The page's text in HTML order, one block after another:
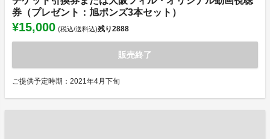
券（プレゼント：旭ポンズ3本セット）
¥15,000 (税込/送料込)残り2888
販売終了
ご提供予定時期：2021年4月下旬